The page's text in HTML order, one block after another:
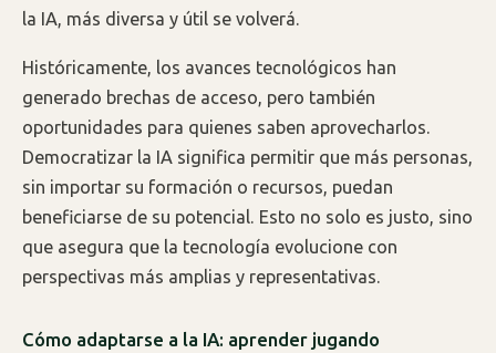
la IA, más diversa y útil se volverá.
Históricamente, los avances tecnológicos han
generado brechas de acceso, pero también
oportunidades para quienes saben aprovecharlos.
Democratizar la IA significa permitir que más personas,
sin importar su formación o recursos, puedan
beneficiarse de su potencial. Esto no solo es justo, sino
que asegura que la tecnología evolucione con
perspectivas más amplias y representativas.
Cómo adaptarse a la IA: aprender jugando